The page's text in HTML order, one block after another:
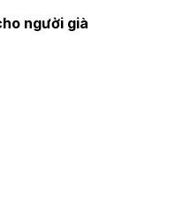
người già